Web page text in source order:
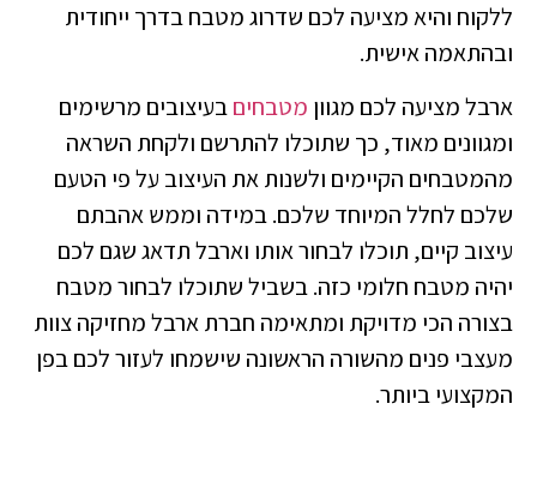
ללקוח והיא מציעה לכם שדרוג מטבח בדרך ייחודית
ובהתאמה אישית.
ארבל מציעה לכם מגוון מטבחיםבעיצובים מרשימים
ומגוונים מאוד, כך שתוכלו להתרשם ולקחת השראה
מהמטבחים הקיימים ולשנות את העיצוב על פי הטעם
שלכם לחלל המיוחד שלכם. במידה וממש אהבתם
עיצוב קיים, תוכלו לבחור אותו וארבל תדאג שגם לכם
יהיה מטבח חלומי כזה. בשביל שתוכלו לבחור מטבח
בצורה הכי מדויקת ומתאימה חברת ארבל מחזיקה צוות
מעצבי פנים מהשורה הראשונה שישמחו לעזור לכם בפן
המקצועי ביותר.